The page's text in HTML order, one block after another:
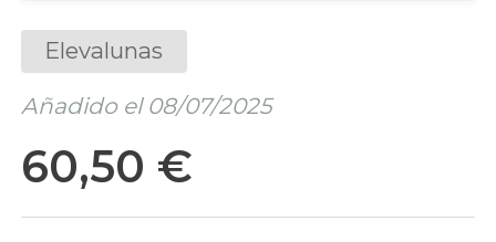
Elevalunas
Añadido el 08/07/2025
60,50 €